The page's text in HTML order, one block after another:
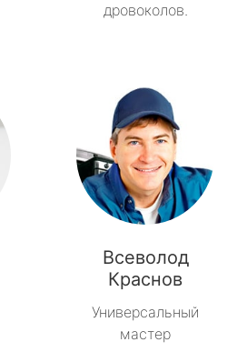
дровоколов.
Всеволод
Краснов
Универсальный
мастер